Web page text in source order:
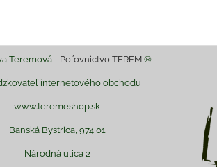
Teremová - Poľovnictvo TEREM®
internetového obchodu
www.teremeshop.sk
Banská Bystrica, 974 01
Národná ulica 2